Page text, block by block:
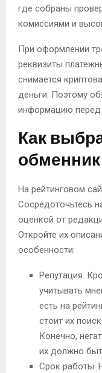
где собраны
комиссиями и
При оформлении
реквизиты
снимается
деньги. Поэтому
информацию
Как
На рейтинговом
Сосредоточьтесь
оценкой от
Откройте их
особенности:
Репутация.
учитывать
есть на
стоит их
Конечно,
их должно
Срок работы.